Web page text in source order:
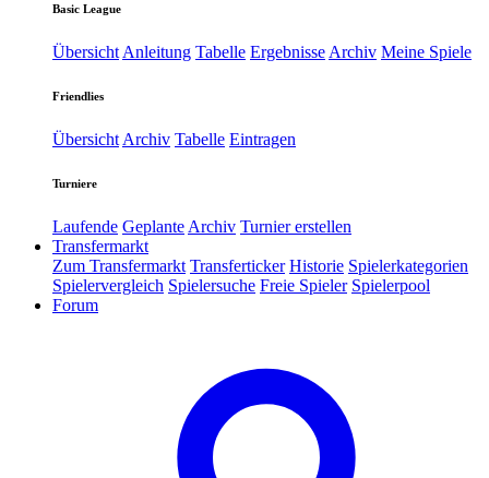
Basic League
Übersicht Anleitung Tabelle Ergebnisse Archiv Meine Spiele
Friendlies
Übersicht Archiv Tabelle Eintragen
Turniere
Laufende Geplante Archiv Turnier erstellen
Transfermarkt
Zum Transfermarkt Transferticker Historie Spielerkategorien
Spielervergleich Spielersuche Freie Spieler Spielerpool
Forum